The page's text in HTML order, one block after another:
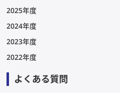
2025年度
2024年度
2023年度
2022年度
よくある質問